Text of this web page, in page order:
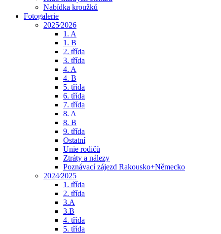
Nabídka kroužků
Fotogalerie
2025⁄2026
1. A
1. B
2. třída
3. třída
4. A
4. B
5. třída
6. třída
7. třída
8. A
8. B
9. třída
Ostatní
Unie rodičů
Ztráty a nálezy
Poznávací zájezd Rakousko+Německo
2024⁄2025
1. třída
2. třída
3.A
3.B
4. třída
5. třída